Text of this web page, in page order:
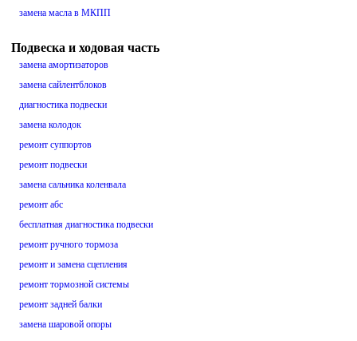
замена масла в МКПП
Подвеска и ходовая часть
замена амортизаторов
замена сайлентблоков
диагностика подвески
замена колодок
ремонт суппортов
ремонт подвески
замена сальника коленвала
ремонт абс
бесплатная диагностика подвески
ремонт ручного тормоза
ремонт и замена сцепления
ремонт тормозной системы
ремонт задней балки
замена шаровой опоры